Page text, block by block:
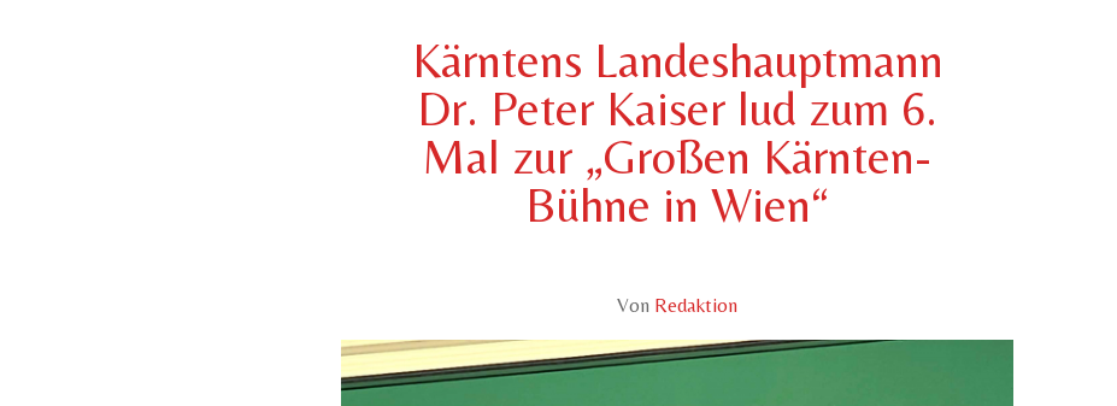
Kärntens Landeshauptmann
Dr. Peter Kaiser lud zum 6.
Mal zur „Großen Kärnten-
Bühne in Wien“
Von Redaktion